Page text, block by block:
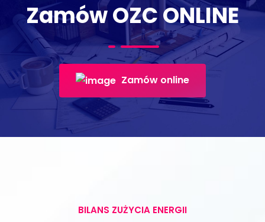
Zamów OZC ONLINE
Zamów online
BILANS ZUŻYCIA ENERGII